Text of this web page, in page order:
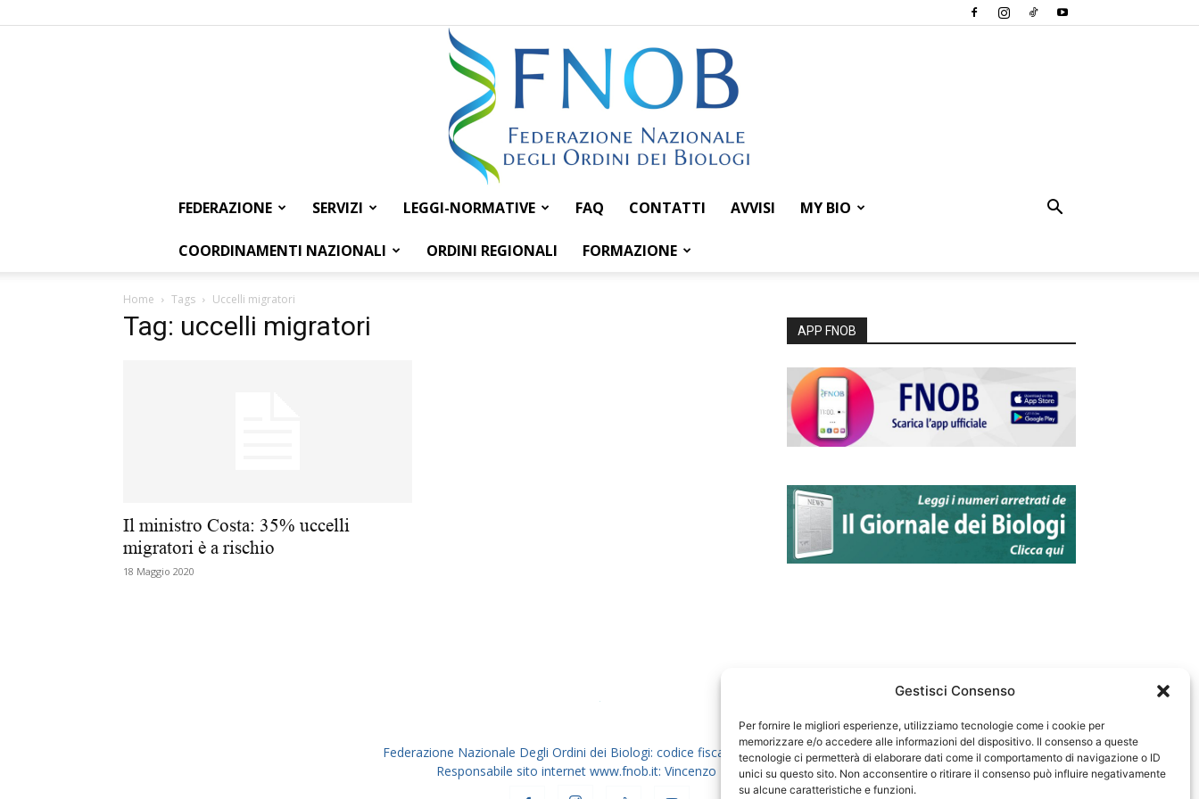
Gestisci Consenso
Per fornire le migliori esperienze, utilizziamo tecnologie come i cookie per
memorizzare e/o accedere alle informazioni del dispositivo. Il consenso a queste
tecnologie ci permetterà di elaborare dati come il comportamento di navigazione o ID
unici su questo sito. Non acconsentire o ritirare il consenso può influire negativamente
su alcune caratteristiche e funzioni.
Federazione
dei
FEDERAZIONE SERVIZI LEGGI-NORMATIVE FAQ CONTATTI AVVISI MY BIO
COORDINAMENTI NAZIONALI ORDINI REGIONALI FORMAZIONE
Home Tags Uccelli migratori
Tag: uccelli migratori
Il ministro Costa: 35% uccelli
migratori è a rischio
18 Maggio 2020
APP FNOB
Federazione Nazionale Degli Ordini dei Biologi: codice fiscale 80069130583
Responsabile sito internet www.fnob.it: Vincenzo D'Anna